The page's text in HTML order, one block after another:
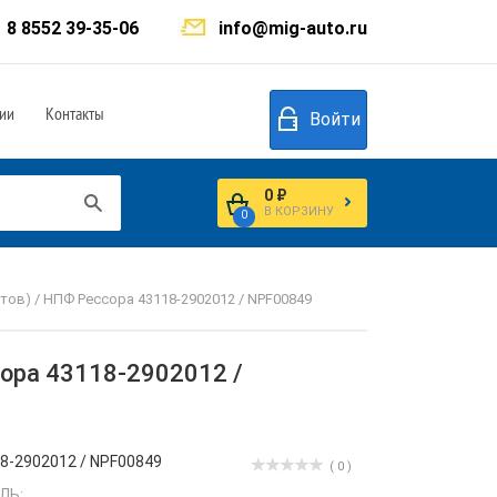
info@mig-auto.ru
8 8552 39-35-06
Контакты Войти
0
0 ₽
В КОРЗИНУ
/ НПФ Рессора 43118-2902012 / NPF00849
43118-2902012 /
( 0 )
2902012 / NPF00849